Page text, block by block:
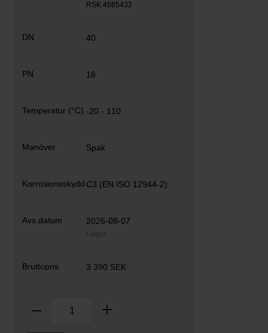
RSK 4565432
40
16
-20 - 110
Spak
C3 (EN ISO 12944-2)
2026-08-07
I lager
3 390 SEK
Ta bort